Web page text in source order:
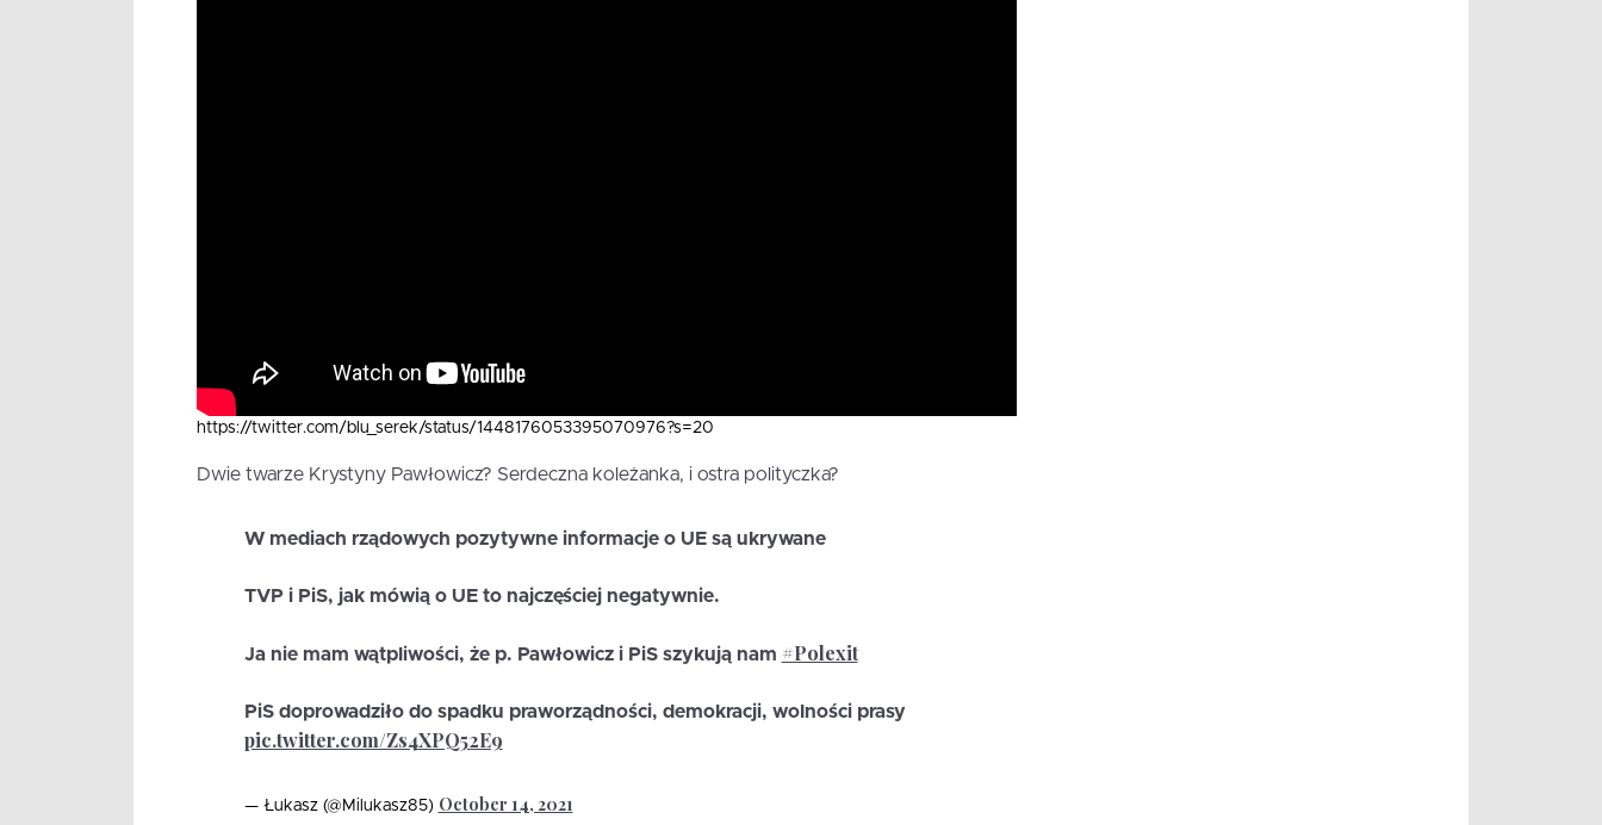
https://twitter.com/blu_serek/status/1448176053395070976?s=20
Dwie twarze Krystyny Pawłowicz? Serdeczna koleżanka, i ostra polityczka?
W mediach rządowych pozytywne informacje o UE są ukrywane
TVP i PiS, jak mówią o UE to najczęściej negatywnie.
Ja nie mam wątpliwości, że p. Pawłowicz i PiS szykują nam #Polexit
PiS doprowadziło do spadku praworządności, demokracji, wolności prasy
pic.twitter.com/Zs4XPQ52E9
— Łukasz (@Milukasz85) October 14, 2021